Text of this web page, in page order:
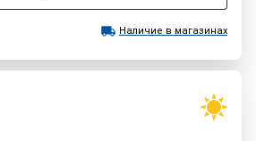
Наличие в магазинах